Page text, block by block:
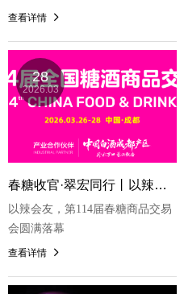
查看详情
28
2026.03
春糖收官·翠宏同行丨以辣会友，以匠心赴新约
以辣会友，第114届春糖商品交易
会圆满落幕
查看详情